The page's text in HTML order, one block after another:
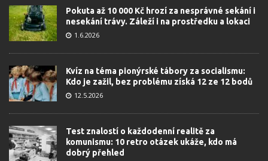
Pokuta až 10 000 Kč hrozí za nesprávné sekání i
nesekání trávy. Záleží i na prostředku a lokaci
1.6.2026
Kvíz na téma pionýrské tábory za socialismu:
Kdo je zažil, bez problému získá 12 ze 12 bodů
12.5.2026
Test znalostí o každodenní realitě za
komunismu: 10 retro otázek ukáže, kdo má
dobrý přehled